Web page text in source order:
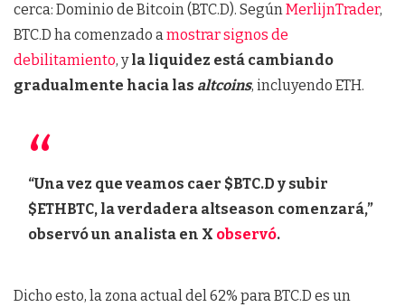
cerca: Dominio de Bitcoin (BTC.D). SegúnMerlijnTrader,
BTC.D ha comenzado amostrar signos de
debilitamiento, yla liquidez está cambiando
gradualmente hacia las altcoins, incluyendo ETH.
“Una vez que veamos caer $BTC.D y subir
$ETHBTC, la verdadera altseason comenzará,”
observó un analista en X observó.
Dicho esto, la zona actual del 62% para BTC.D es un